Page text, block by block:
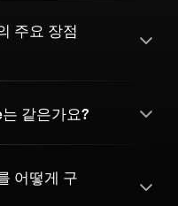
주요 장점
같은가요?
어떻게 구